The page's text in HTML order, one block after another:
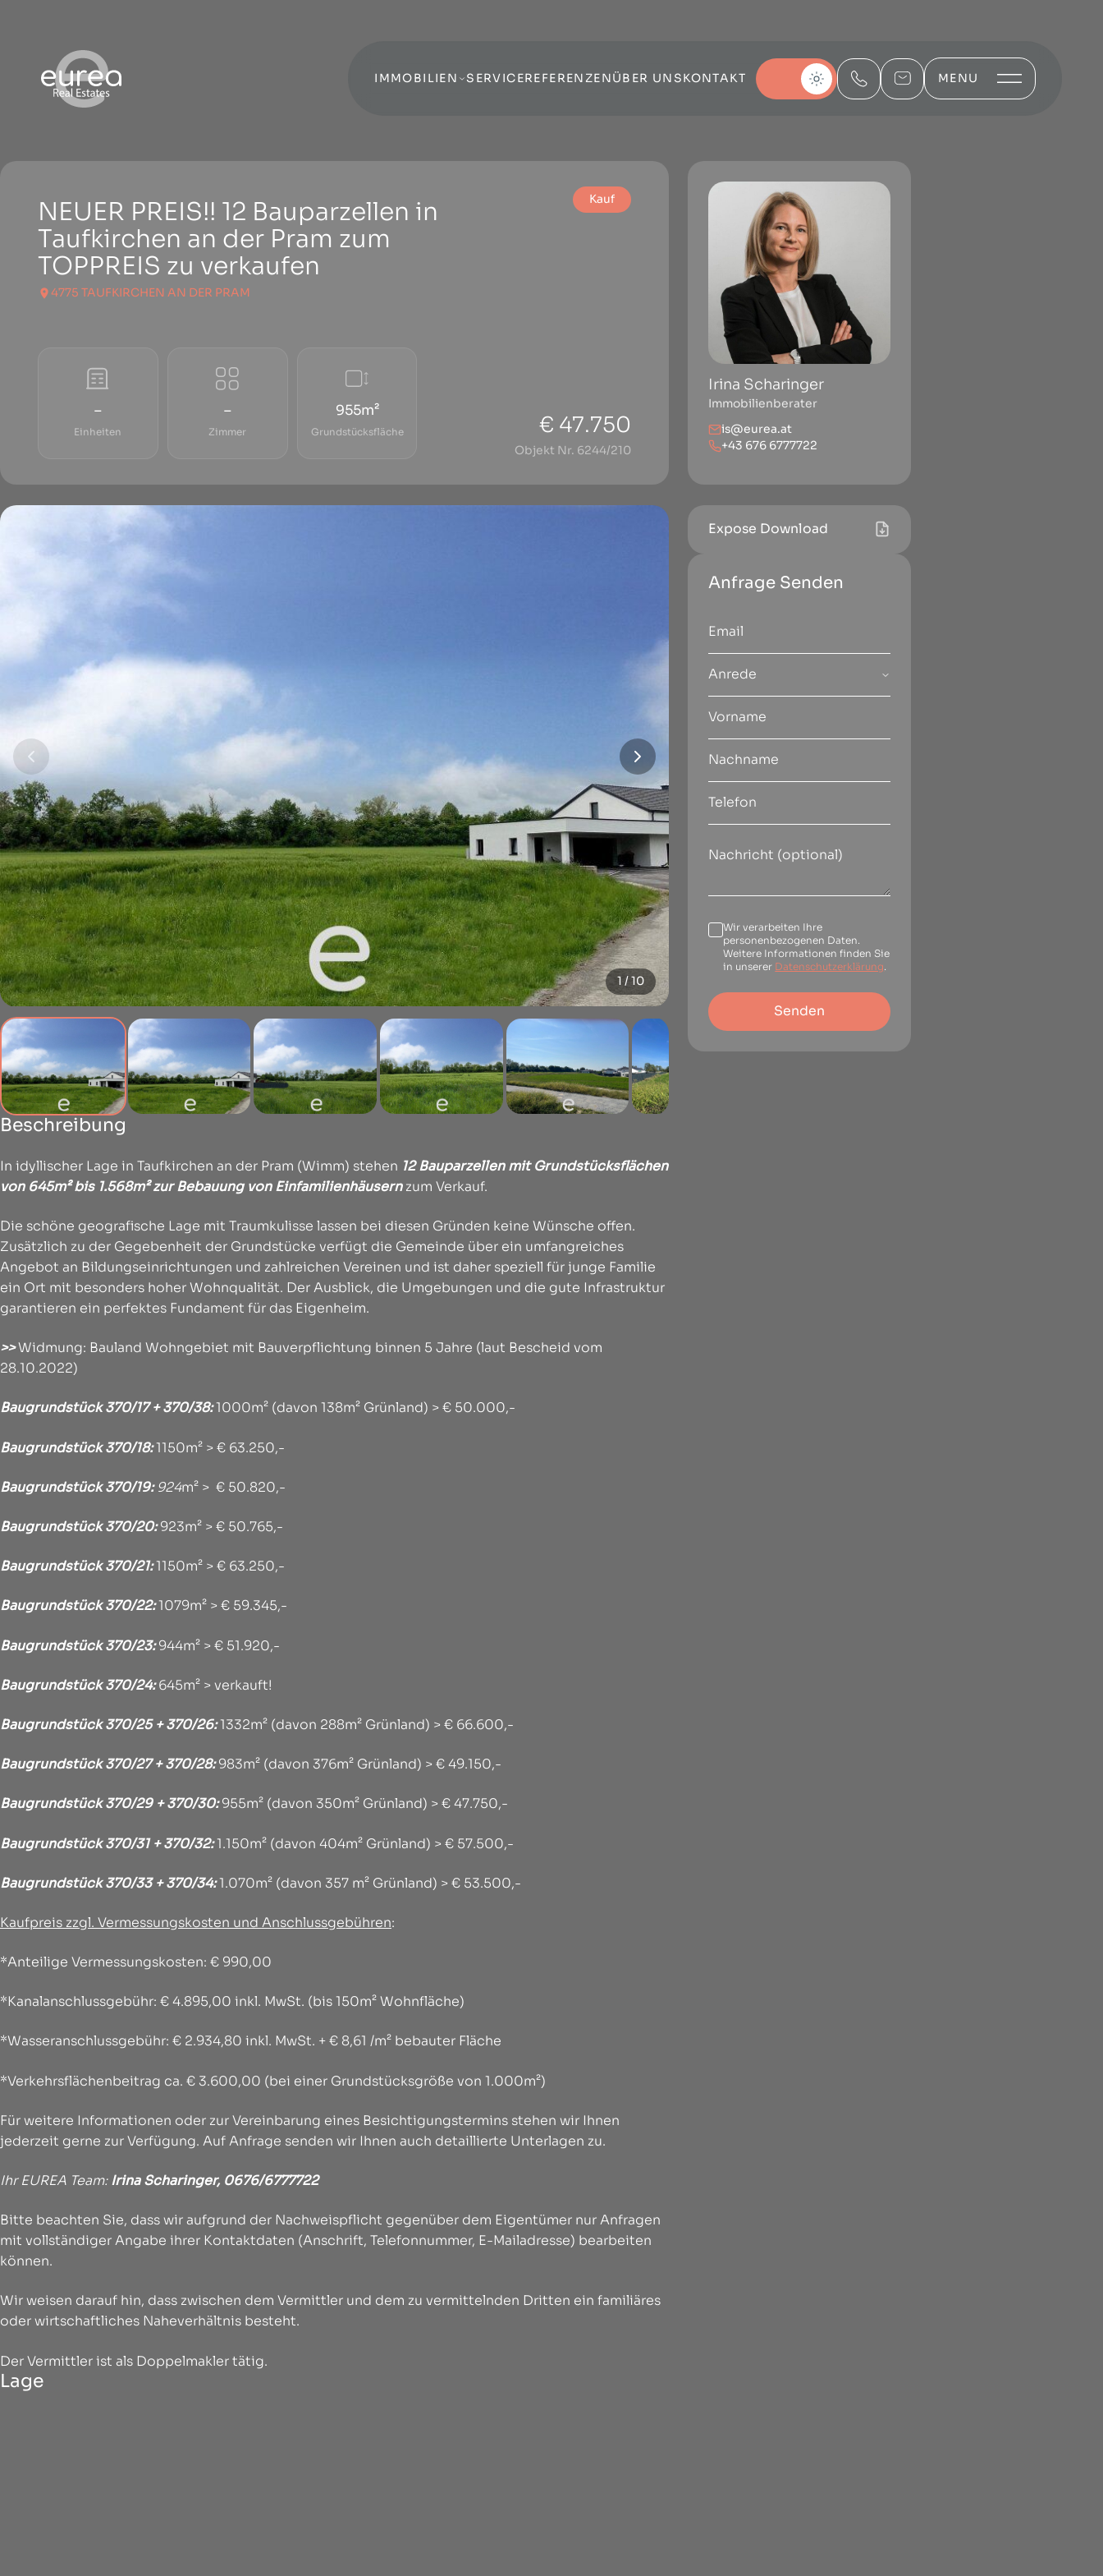
IMMOBILIEN SERVICEREFERENZENÜBER UNSKONTAKT MENU
Kauf
NEUER PREIS!! 12 Bauparzellen in
Taufkirchen an der Pram zum
TOPPREIS zu verkaufen
4775 TAUFKIRCHEN AN DER PRAM
–
Einheiten
–
Zimmer
955m²
Grundstücksfläche € 47.750
Objekt Nr. 6244/210
Irina Scharinger
Immobilienberater
is@eurea.at
+43 676 6777722
1 / 10
Beschreibung
In idyllischer Lage in Taufkirchen an der Pram (Wimm) stehen 12 Bauparzellen mit Grundstücksflächen
von 645m² bis 1.568m² zur Bebauung von Einfamilienhäusernzum Verkauf.
Die schöne geografische Lage mit Traumkulisse lassen bei diesen Gründen keine Wünsche offen.
Zusätzlich zu der Gegebenheit der Grundstücke verfügt die Gemeinde über ein umfangreiches
Angebot an Bildungseinrichtungen und zahlreichen Vereinen und ist daher speziell für junge Familie
ein Ort mit besonders hoher Wohnqualität. Der Ausblick, die Umgebungen und die gute Infrastruktur
garantieren ein perfektes Fundament für das Eigenheim.
>>Widmung: Bauland Wohngebiet mit Bauverpflichtung binnen 5 Jahre (laut Bescheid vom
28.10.2022)
Baugrundstück 370/17 + 370/38:1000m² (davon 138m² Grünland) > € 50.000,-
Baugrundstück 370/18:1150m² > € 63.250,-
Baugrundstück 370/19:924m² > € 50.820,-
Baugrundstück 370/20:923m² > € 50.765,-
Baugrundstück 370/21:1150m² > € 63.250,-
Baugrundstück 370/22:1079m² > € 59.345,-
Baugrundstück 370/23:944m² > € 51.920,-
Baugrundstück 370/24:645m² > verkauft!
Baugrundstück 370/25 + 370/26:1332m² (davon 288m² Grünland) > € 66.600,-
Baugrundstück 370/27 + 370/28:983m² (davon 376m² Grünland) > € 49.150,-
Baugrundstück 370/29 + 370/30:955m² (davon 350m² Grünland) > € 47.750,-
Baugrundstück 370/31 + 370/32:1.150m² (davon 404m² Grünland) > € 57.500,-
Baugrundstück 370/33 + 370/34:1.070m² (davon 357 m² Grünland) > € 53.500,-
Kaufpreis zzgl. Vermessungskosten und Anschlussgebühren:
*Anteilige Vermessungskosten: € 990,00
*Kanalanschlussgebühr: € 4.895,00 inkl. MwSt. (bis 150m² Wohnfläche)
*Wasseranschlussgebühr: € 2.934,80 inkl. MwSt. + € 8,61 /m² bebauter Fläche
*Verkehrsflächenbeitrag ca. € 3.600,00 (bei einer Grundstücksgröße von 1.000m²)
Für weitere Informationen oder zur Vereinbarung eines Besichtigungstermins stehen wir Ihnen
jederzeit gerne zur Verfügung. Auf Anfrage senden wir Ihnen auch detaillierte Unterlagen zu.
Ihr EUREA Team:Irina Scharinger, 0676/6777722
Bitte beachten Sie, dass wir aufgrund der Nachweispflicht gegenüber dem Eigentümer nur Anfragen
mit vollständiger Angabe ihrer Kontaktdaten (Anschrift, Telefonnummer, E-Mailadresse) bearbeiten
können.
Wir weisen darauf hin, dass zwischen dem Vermittler und dem zu vermittelnden Dritten ein familiäres
oder wirtschaftliches Naheverhältnis besteht.
Der Vermittler ist als Doppelmakler tätig.
Lage
Expose Download
Anfrage Senden
Anrede
Wir verarbeiten Ihre
personenbezogenen Daten.
Weitere Informationen finden Sie
in unserer Datenschutzerklärung
Senden